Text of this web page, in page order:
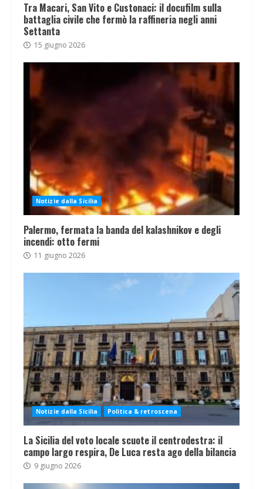
Tra Macari, San Vito e Custonaci: il docufilm sulla
battaglia civile che fermò la raffineria negli anni
Settanta
15 giugno 2026
Notizie dalla Sicilia
Palermo, fermata la banda del kalashnikov e degli
incendi: otto fermi
11 giugno 2026
Notizie dalla Sicilia Politica & retroscena
La Sicilia del voto locale scuote il centrodestra: il
campo largo respira, De Luca resta ago della bilancia
9 giugno 2026